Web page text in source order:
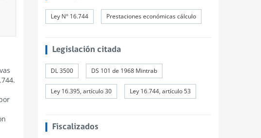
Ley N° 16.744 Prestaciones económicas cálculo
Legislación citada
DL 3500 DS 101 de 1968 Mintrab
Ley 16.395, artículo 30 Ley 16.744, artículo 53
Fiscalizados